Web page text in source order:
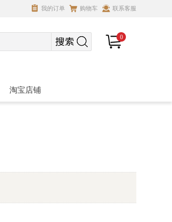
我的订单 购物车 联系客服
0
淘宝店铺